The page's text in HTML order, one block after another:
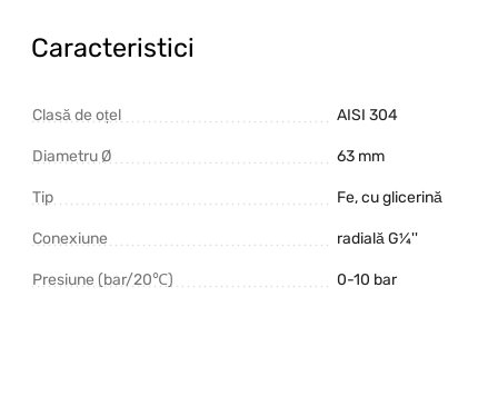
Caracteristici
Clasă de oțel AISI 304
Diametru Ø 63 mm
Tip Fe, cu glicerină
Conexiune radială G¼''
Presiune (bar/20℃) 0-10 bar